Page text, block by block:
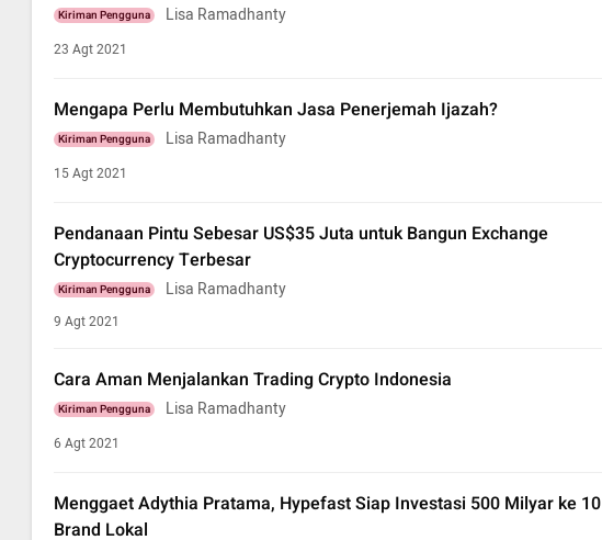
Kiriman Pengguna Lisa Ramadhanty
23 Agt 2021
Mengapa Perlu Membutuhkan Jasa Penerjemah Ijazah?
Kiriman Pengguna Lisa Ramadhanty
15 Agt 2021
Pendanaan Pintu Sebesar US$35 Juta untuk Bangun Exchange
Cryptocurrency Terbesar
Kiriman Pengguna Lisa Ramadhanty
9 Agt 2021
Cara Aman Menjalankan Trading Crypto Indonesia
Kiriman Pengguna Lisa Ramadhanty
6 Agt 2021
Menggaet Adythia Pratama, Hypefast Siap Investasi 500 Milyar ke 10
Brand Lokal